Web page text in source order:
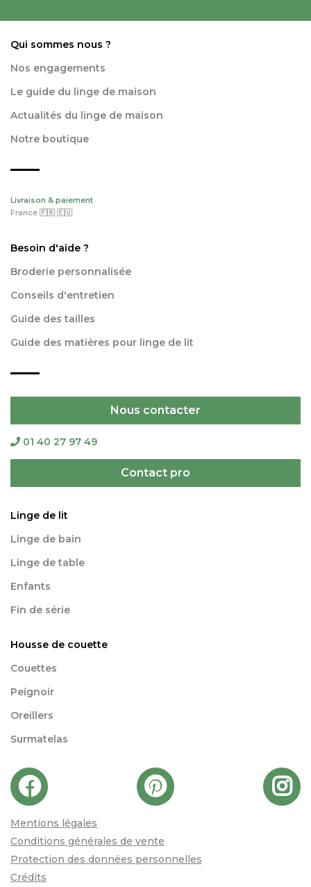
Qui sommes nous ?
Nos engagements
Le guide du linge de maison
Actualités du linge de maison
Notre boutique
Livraison & paiement
France 🇫🇷 🇪🇺
Besoin d'aide ?
Broderie personnalisée
Conseils d'entretien
Guide des tailles
Guide des matières pour linge de lit
Nous contacter
01 40 27 97 49
Contact pro
Linge de lit
Linge de bain
Linge de table
Enfants
Fin de série
Housse de couette
Couettes
Peignoir
Oreillers
Surmatelas
Mentions légales
Conditions générales de vente
Protection des données personnelles
Crédits